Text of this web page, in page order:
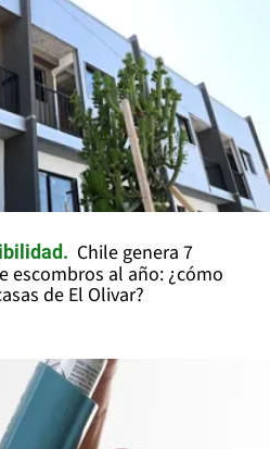
Chile genera 7
escombros al año: ¿cómo
de El Olivar?